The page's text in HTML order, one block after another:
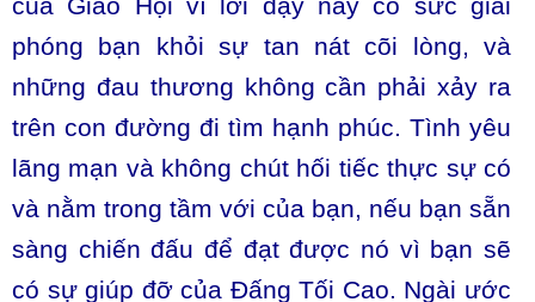
phóng bạn khỏi sự tan nát cõi lòng, và
những đau thương không cần phải xảy ra
trên con đường đi tìm hạnh phúc. Tình yêu
lãng mạn và không chút hối tiếc thực sự có
và nằm trong tầm với của bạn, nếu bạn sẵn
sàng chiến đấu để đạt được nó vì bạn sẽ
có sự giúp đỡ của Đấng Tối Cao. Ngài ước